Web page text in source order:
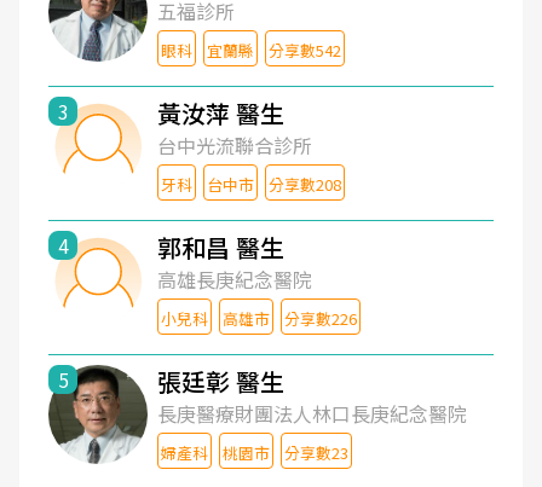
五福診所
眼科 宜蘭縣 分享數542
3 黃汝萍 醫生
台中光流聯合診所
牙科 台中市 分享數208
4 郭和昌 醫生
高雄長庚紀念醫院
小兒科 高雄市 分享數226
5 張廷彰 醫生
長庚醫療財團法人林口長庚紀念醫院
婦產科 桃園市 分享數23